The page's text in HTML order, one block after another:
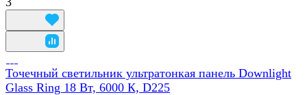
Точечный светильник ультратонкая панель Downlight
Glass Ring 18 Вт, 6000 К, D225